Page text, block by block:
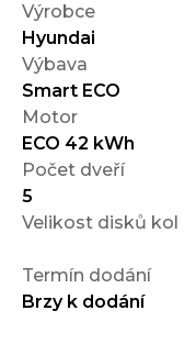
Výrobce
Hyundai
Výbava
Smart ECO
Motor
ECO 42 kWh
Počet dveří
5
Velikost disků kol
Termín dodání
Brzy k dodání